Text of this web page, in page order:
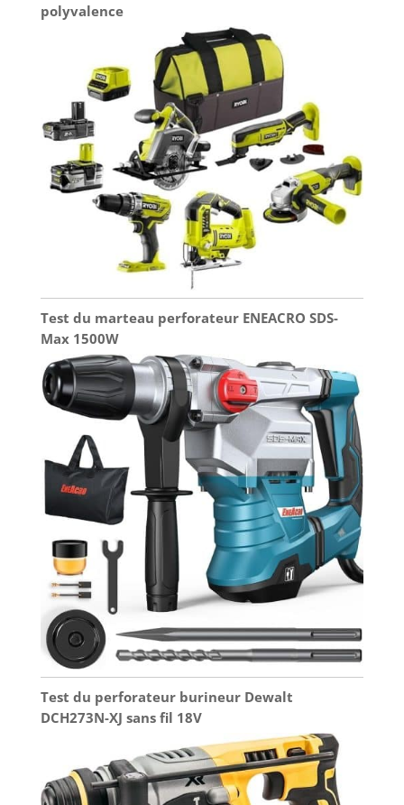
polyvalence
Test du marteau perforateur ENEACRO SDS-
Max 1500W
Test du perforateur burineur Dewalt
DCH273N-XJ sans fil 18V